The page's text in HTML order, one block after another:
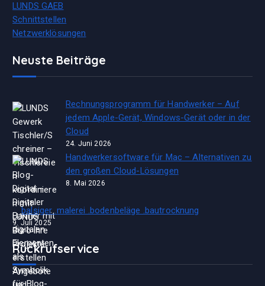
LUNDS GAEB
Schnittstellen
Netzwerklösungen
Neuste Beiträge
Rechnungsprogramm für Handwerker – Auf
jedem Apple-Gerät, Windows-Gerät oder in der
Cloud
24. Juni 2026
Handwerkersoftware für Mac – Alternativen zu
den großen Cloud-Lösungen
8. Mai 2026
balsiger .malerei .bodenbeläge .bautrocknung
9. Juli 2025
Rückrufservice